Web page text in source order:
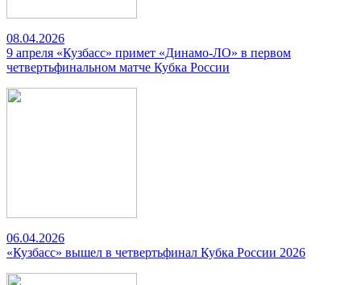
08.04.2026
9 апреля «Кузбасс» примет «Динамо-ЛО» в первом
четвертьфинальном матче Кубка России
06.04.2026
«Кузбасс» вышел в четвертьфинал Кубка России 2026